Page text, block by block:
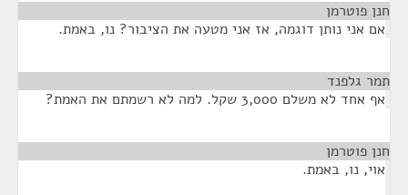
חנן פוטרמן
אם אני נותן דוגמה, אז אני מטעה את הציבור? נו, באמת.
תמר גלפנד
אף אחד לא משלם 3,000 שקל. למה לא רשמתם את האמת?
חנן פוטרמן
אוי, נו, באמת.